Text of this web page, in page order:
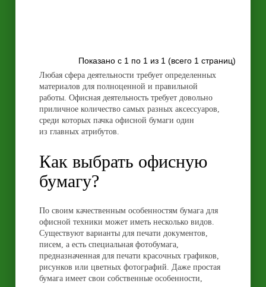
Показано с 1 по 1 из 1 (всего 1 страниц)
Любая сфера деятельности требует определенных
материалов для полноценной и правильной
работы. Офисная деятельность требует довольно
приличное количество самых разных аксессуаров,
среди которых пачка офисной бумаги один
из главных атрибутов.
Как выбрать офисную
бумагу?
По своим качественным особенностям бумага для
офисной техники может иметь несколько видов.
Существуют варианты для печати документов,
писем, а есть специальная фотобумага,
предназначенная для печати красочных графиков,
рисунков или цветных фотографий. Даже простая
бумага имеет свои собственные особенности,